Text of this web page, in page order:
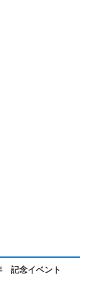
記念イベント